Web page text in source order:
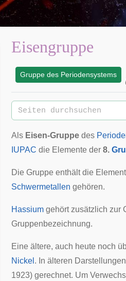
Eisengruppe
Gruppe des Periodensystems
Als Eisen-Gruppe des
IUPAC die Elemente der 8.
Die Gruppe enthält die
Schwermetallen gehören.
Hassium gehört zusätzlich zur
Gruppenbezeichnung.
Eine ältere, auch heute noch
Nickel . In älteren
1923) gerechnet. Um